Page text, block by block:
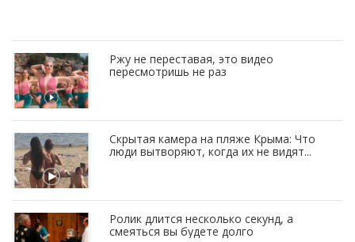
Ржу не переставая, это видео
пересмотришь не раз
Скрытая камера на пляже Крыма: Что
люди вытворяют, когда их не видят...
Ролик длится несколько секунд, а
смеяться вы будете долго